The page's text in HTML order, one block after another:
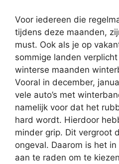
Voor iedereen die
tijdens deze maanden,
must. Ook als je op
sommige landen
winterse maanden
Vooral in december,
vele auto’s met
namelijk voor dat het
hard wordt. Hierdoor
minder grip. Dit vergroot
ongeval. Daarom is het
aan te raden om te